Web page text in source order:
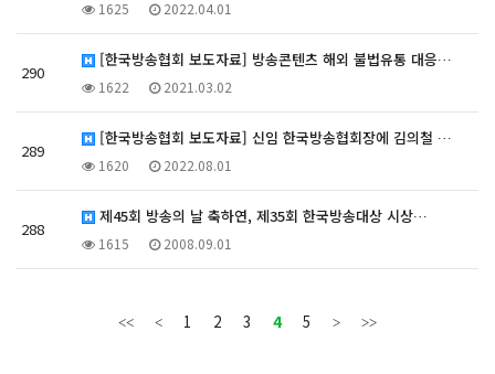
1625 2022.04.01
290
[한국방송협회 보도자료] 방송콘텐츠 해외 불법유통 대응…
1622 2021.03.02
289
[한국방송협회 보도자료] 신임 한국방송협회장에 김의철 …
1620 2022.08.01
288
제45회 방송의 날 축하연, 제35회 한국방송대상 시상…
1615 2008.09.01
1 2 3 4 5